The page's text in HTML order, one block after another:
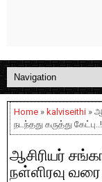
Home » kalviseithi »
நடந்தது கருத்து கேட்பு..!
ஆசிரியர்
நள்ளிரவு வரை